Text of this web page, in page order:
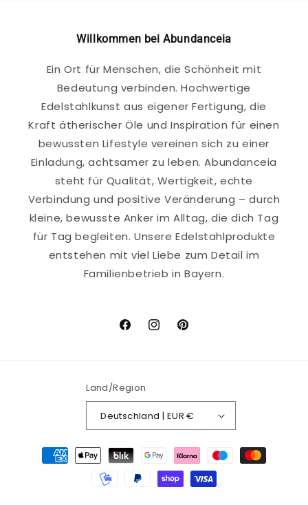
Willkommen bei Abundanceia
Ein Ort für Menschen, die Schönheit mit
Bedeutung verbinden. Hochwertige
Edelstahlkunst aus eigener Fertigung, die
Kraft ätherischer Öle und Inspiration für einen
bewussten Lifestyle vereinen sich zu einer
Einladung, achtsamer zu leben. Abundanceia
steht für Qualität, Wertigkeit, echte
Verbindung und positive Veränderung – durch
kleine, bewusste Anker im Alltag, die dich Tag
für Tag begleiten. Unsere Edelstahlprodukte
entstehen mit viel Liebe zum Detail im
Familienbetrieb in Bayern.
FacebookInstagramPinterest
Land/Region
Deutschland | EUR €
Zahlungsmethoden